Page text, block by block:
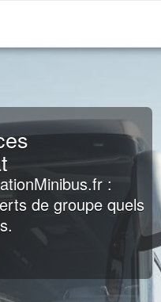
:
de groupe quels